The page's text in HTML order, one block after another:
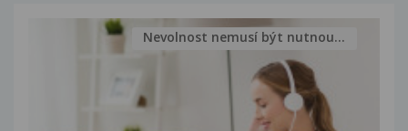
Nevolnost nemusí být nutnou...